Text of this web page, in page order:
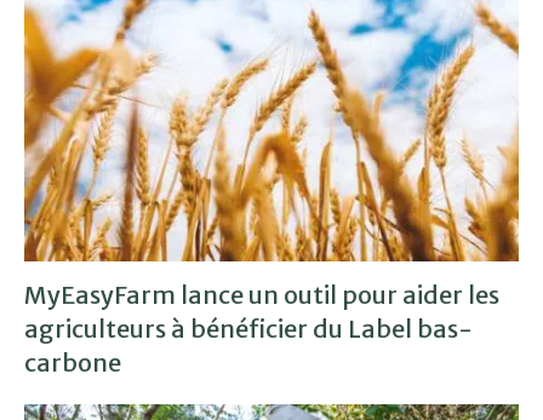
MyEasyFarm lance un outil pour aider les
agriculteurs à bénéficier du Label bas-
carbone